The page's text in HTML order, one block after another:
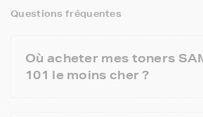
Questions fréquentes
Où acheter mes toners
101 le moins cher ?